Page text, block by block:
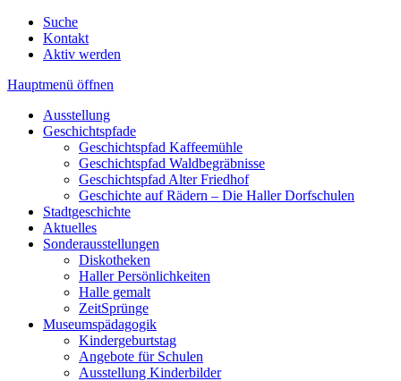
Suche
Kontakt
Aktiv werden
Hauptmenü öffnen
Ausstellung
Geschichtspfade
Geschichtspfad Kaffeemühle
Geschichtspfad Waldbegräbnisse
Geschichtspfad Alter Friedhof
Geschichte auf Rädern – Die Haller Dorfschulen
Stadtgeschichte
Aktuelles
Sonderausstellungen
Diskotheken
Haller Persönlichkeiten
Halle gemalt
ZeitSprünge
Museumspädagogik
Kindergeburtstag
Angebote für Schulen
Ausstellung Kinderbilder